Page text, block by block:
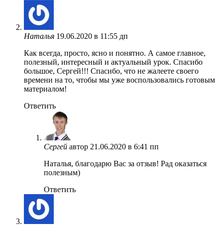
Наталья 19.06.2020 в 11:55 дп
Как всегда, просто, ясно и понятно. А самое главное,
полезный, интересный и актуальный урок. Спасибо
большое, Сергей!!! Спасибо, что не жалеете своего
времени на то, чтобы мы уже воспользовались готовым
материалом!
Ответить
Сергей автор 21.06.2020 в 6:41 пп
Наталья, благодарю Вас за отзыв! Рад оказаться
полезным)
Ответить